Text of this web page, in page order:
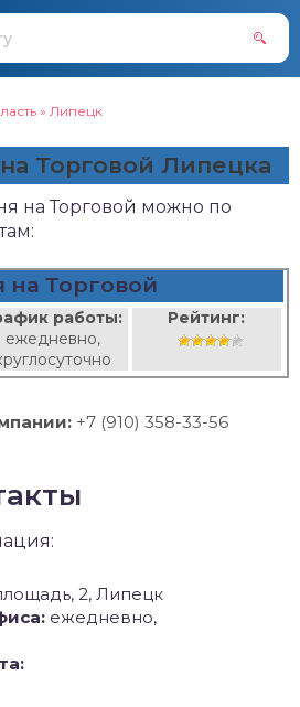
» Липецк
Торговой Липецка
на Торговой можно по
на Торговой
работы:
ежедневно,
Рейтинг:
+7 (910) 358-33-56
2, Липецк
ежедневно,